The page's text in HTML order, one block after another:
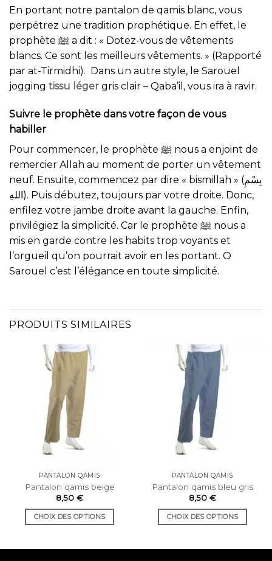
En portant notre pantalon de qamis blanc, vous
perpétrez une tradition prophétique. En effet, le
prophète ﷺ a dit : « Dotez-vous de vêtements
blancs. Ce sont les meilleurs vêtements. » (Rapporté
par at-Tirmidhi). Dans un autre style, le Sarouel
jogging tissu léger gris clair – Qaba’il, vous ira à ravir.
Suivre le prophète dans votre façon de vous
habiller
Pour commencer, le prophète ﷺ nous a enjoint de
remercier Allah au moment de porter un vêtement
neuf. Ensuite, commencez par dire « bismillah » (بِسْمِ
اللهِ). Puis débutez, toujours par votre droite. Donc,
enfilez votre jambe droite avant la gauche. Enfin,
privilégiez la simplicité. Car le prophète ﷺ nous a
mis en garde contre les habits trop voyants et
l’orgueil qu’on pourrait avoir en les portant. O
Sarouel c’est l’élégance en toute simplicité.
PRODUITS SIMILAIRES
PANTALON QAMIS
Pantalon qamis beige
8,50 €
CHOIX DES OPTIONS
PANTALON QAMIS
Pantalon qamis bleu gris
8,50 €
CHOIX DES OPTIONS